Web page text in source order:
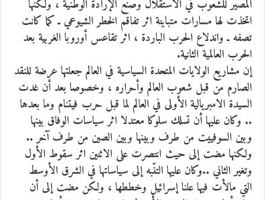
المصير للشعوب في الاستقلال وصنع الإرادة الوطنية ، ولكنها
اتخذت لها مسارات متباينة اثر تفاقم الخطر الشيوعي ـ كما كانت
تصفه ـ واندلاع الحرب الباردة ، اثر تقاعس أوروبا الغربية بعد
الحرب العالمية الثانية.
إن مشاريع الولايات المتحدة السياسية في العالم جعلتها عرضة للنقد
الصارم من قبل شعوب العالم وأحراره ، وخصوصا بعد أن غدت
السيدة الامبريالية الأولى في العالم لما قبل حرب فيتنام وما بعدها
.. وكان عليها أن تسلك سلوكا معتدلا اثر سياسات الوفاق بينها
وبين السوفييت من طرف وبينها وبين الصين من طرف آخر ..
ولكنها مضت إلى حيث انتصرت على الاثنين اثر سقوط الأول
وتغير الثاني ..وكان عليها التنّبه إلى سياساتها في الشرق الأوسط
التي مالأت فيها علنا إسرائيل وخططها ، ولكن مضت إلى أن